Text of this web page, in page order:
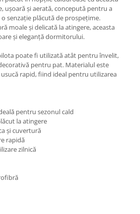
ușoară și aerată, concepută pentru a
senzație plăcută de prospețime.
moale și delicată la atingere, aceasta
și eleganță dormitorului.
poate fi utilizată atât pentru învelit,
pentru pat. Materialul este
rapid, fiind ideal pentru utilizarea
pentru sezonul cald
la atingere
și cuvertură
rapidă
zilnică